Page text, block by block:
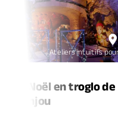
Ateliers intuitifs
de Noël en troglo de
en-Anjou